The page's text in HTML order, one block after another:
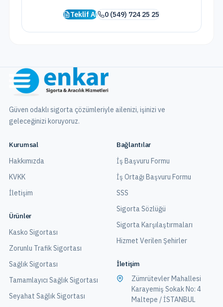
Teklif Al 0 (549) 724 25 25
Güven odaklı sigorta çözümleriyle ailenizi, işinizi ve
geleceğinizi koruyoruz.
Kurumsal
Hakkımızda
KVKK
İletişim
Ürünler
Kasko Sigortası
Zorunlu Trafik Sigortası
Sağlık Sigortası
Tamamlayıcı Sağlık Sigortası
Seyahat Sağlık Sigortası
Bağlantılar
İş Başvuru Formu
İş Ortağı Başvuru Formu
SSS
Sigorta Sözlüğü
Sigorta Karşılaştırmaları
Hizmet Verilen Şehirler
İletişim
Zümrütevler Mahallesi
Karayemiş Sokak No: 4
Maltepe / İSTANBUL